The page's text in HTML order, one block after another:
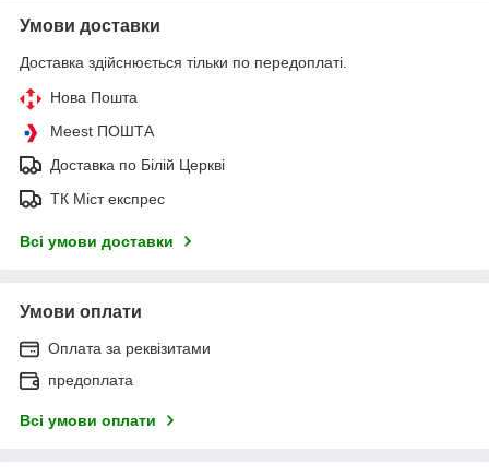
Умови доставки
Доставка здійснюється тільки по передоплаті.
Нова Пошта
Meest ПОШТА
Доставка по Білій Церкві
ТК Міст експрес
Всі умови доставки
Умови оплати
Оплата за реквізитами
предоплата
Всі умови оплати